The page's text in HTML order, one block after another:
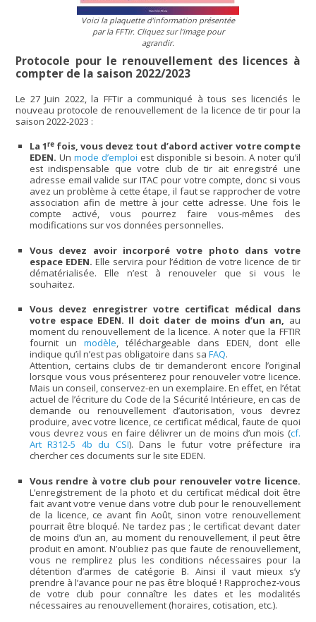
Voici la plaquette d’information présentée
par la FFTir. Cliquez sur l’image pour
agrandir.
Protocole pour le renouvellement des licences à
compter de la saison 2022/2023
Le 27 Juin 2022, la FFTir a communiqué à tous ses licenciés le
nouveau protocole de renouvellement de la licence de tir pour la
saison 2022-2023 :
La 1refois, vous devez tout d’abord activer votre compte
EDEN. Un mode d’emploi est disponible si besoin. A noter qu’il
est indispensable que votre club de tir ait enregistré une
adresse email valide sur ITAC pour votre compte, donc si vous
avez un problème à cette étape, il faut se rapprocher de votre
association afin de mettre à jour cette adresse. Une fois le
compte activé, vous pourrez faire vous-mêmes des
modifications sur vos données personnelles.
Vous devez avoir incorporé votre photo dans votre
espace EDEN. Elle servira pour l’édition de votre licence de tir
dématérialisée. Elle n’est à renouveler que si vous le
souhaitez.
Vous devez enregistrer votre certificat médical dans
votre espace EDEN. Il doit dater de moins d’un an, au
moment du renouvellement de la licence. A noter que la FFTIR
fournit un modèle, téléchargeable dans EDEN, dont elle
indique qu’il n’est pas obligatoire dans sa FAQ.
Attention, certains clubs de tir demanderont encore l’original
lorsque vous vous présenterez pour renouveler votre licence.
Mais un conseil, conservez-en un exemplaire. En effet, en l’état
actuel de l’écriture du Code de la Sécurité Intérieure, en cas de
demande ou renouvellement d’autorisation, vous devrez
produire, avec votre licence, ce certificat médical, faute de quoi
vous devrez vous en faire délivrer un de moins d’un mois (cf.
Art R312-5 4b du CSI). Dans le futur votre préfecture ira
chercher ces documents sur le site EDEN.
Vous rendre à votre club pour renouveler votre licence.
L’enregistrement de la photo et du certificat médical doit être
fait avant votre venue dans votre club pour le renouvellement
de la licence, ce avant fin Août, sinon votre renouvellement
pourrait être bloqué. Ne tardez pas ; le certificat devant dater
de moins d’un an, au moment du renouvellement, il peut être
produit en amont. N’oubliez pas que faute de renouvellement,
vous ne remplirez plus les conditions nécessaires pour la
détention d’armes de catégorie B. Ainsi il vaut mieux s’y
prendre à l’avance pour ne pas être bloqué ! Rapprochez-vous
de votre club pour connaître les dates et les modalités
nécessaires au renouvellement (horaires, cotisation, etc.).